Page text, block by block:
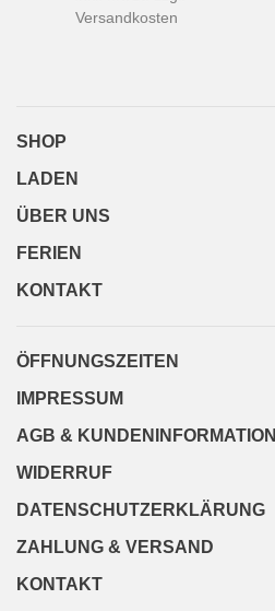
Versandkosten
SHOP
LADEN
ÜBER UNS
FERIEN
KONTAKT
ÖFFNUNGSZEITEN
IMPRESSUM
AGB & KUNDENINFORMATION
WIDERRUF
DATENSCHUTZERKLÄRUNG
ZAHLUNG & VERSAND
KONTAKT